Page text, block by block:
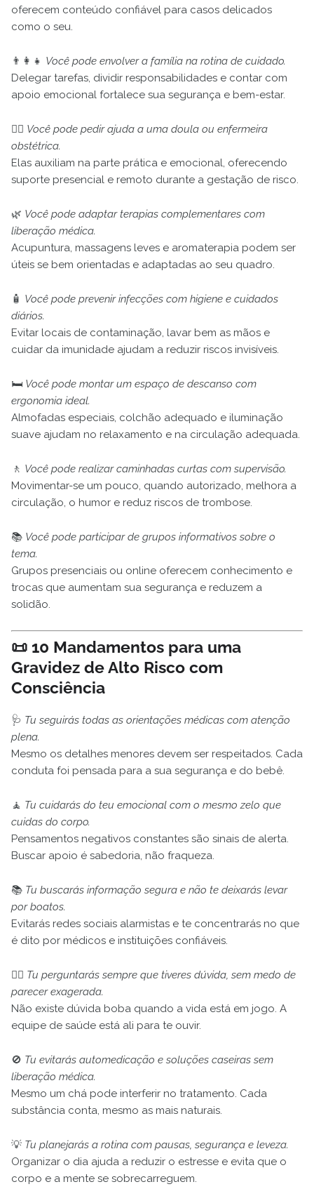
oferecem conteúdo confiável para casos delicados
como o seu.
👨‍👩‍👧 Você pode envolver a família na rotina de cuidado.
Delegar tarefas, dividir responsabilidades e contar com
apoio emocional fortalece sua segurança e bem-estar.
👩‍⚕️ Você pode pedir ajuda a uma doula ou enfermeira
obstétrica.
Elas auxiliam na parte prática e emocional, oferecendo
suporte presencial e remoto durante a gestação de risco.
🌿 Você pode adaptar terapias complementares com
liberação médica.
Acupuntura, massagens leves e aromaterapia podem ser
úteis se bem orientadas e adaptadas ao seu quadro.
🧴 Você pode prevenir infecções com higiene e cuidados
diários.
Evitar locais de contaminação, lavar bem as mãos e
cuidar da imunidade ajudam a reduzir riscos invisíveis.
🛏️ Você pode montar um espaço de descanso com
ergonomia ideal.
Almofadas especiais, colchão adequado e iluminação
suave ajudam no relaxamento e na circulação adequada.
🚶 Você pode realizar caminhadas curtas com supervisão.
Movimentar-se um pouco, quando autorizado, melhora a
circulação, o humor e reduz riscos de trombose.
📚 Você pode participar de grupos informativos sobre o
tema.
Grupos presenciais ou online oferecem conhecimento e
trocas que aumentam sua segurança e reduzem a
solidão.
📜 10 Mandamentos para uma
Gravidez de Alto Risco com
Consciência
🩺 Tu seguirás todas as orientações médicas com atenção
plena.
Mesmo os detalhes menores devem ser respeitados. Cada
conduta foi pensada para a sua segurança e do bebê.
🧘 Tu cuidarás do teu emocional com o mesmo zelo que
cuidas do corpo.
Pensamentos negativos constantes são sinais de alerta.
Buscar apoio é sabedoria, não fraqueza.
📚 Tu buscarás informação segura e não te deixarás levar
por boatos.
Evitarás redes sociais alarmistas e te concentrarás no que
é dito por médicos e instituições confiáveis.
🧑‍⚕️ Tu perguntarás sempre que tiveres dúvida, sem medo de
parecer exagerada.
Não existe dúvida boba quando a vida está em jogo. A
equipe de saúde está ali para te ouvir.
🚫 Tu evitarás automedicação e soluções caseiras sem
liberação médica.
Mesmo um chá pode interferir no tratamento. Cada
substância conta, mesmo as mais naturais.
💡 Tu planejarás a rotina com pausas, segurança e leveza.
Organizar o dia ajuda a reduzir o estresse e evita que o
corpo e a mente se sobrecarreguem.